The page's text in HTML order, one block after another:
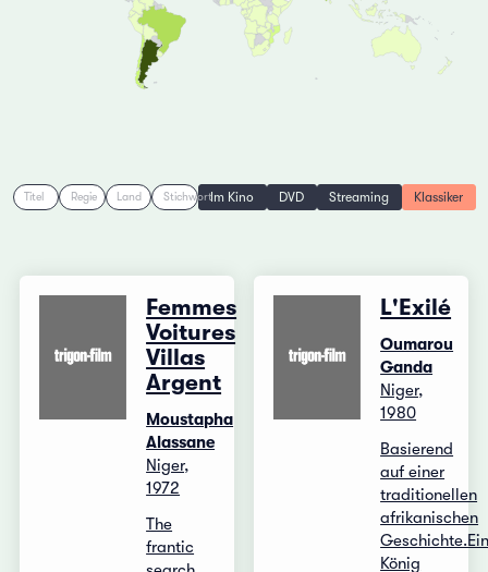
Titel Regie Land StichwortIm Kino DVD Streaming Klassiker
Femmes
Voitures
Villas
Argent
Moustapha
Alassane
Niger,
1972
The
frantic
L'Exilé
Oumarou
Ganda
Niger,
1980
Basierend
auf einer
traditionellen
afrikanischen
König